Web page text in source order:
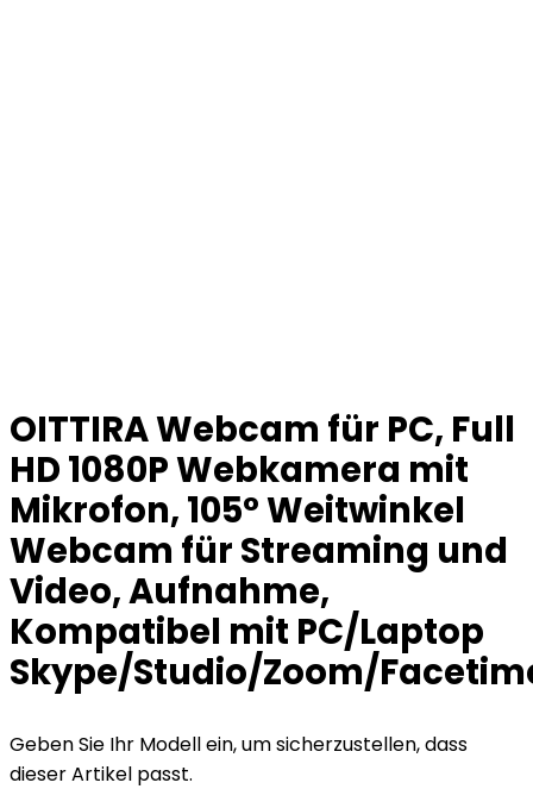
OITTIRA Webcam für PC, Full
HD 1080P Webkamera mit
Mikrofon, 105° Weitwinkel
Webcam für Streaming und
Video, Aufnahme,
Kompatibel mit PC/Laptop
Skype/Studio/Zoom/
Geben Sie Ihr Modell ein, um sicherzustellen, dass
dieser Artikel passt.